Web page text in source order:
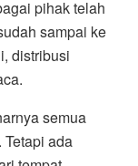
pihak telah
sampai ke
distribusi
semua
ada